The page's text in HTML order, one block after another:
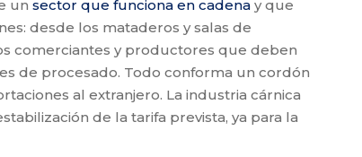
un sector que funciona en cadena y que
desde los mataderos y salas de
comerciantes y productores que deben
de procesado. Todo conforma un cordón
al extranjero. La industria cárnica
de la tarifa prevista, ya para la